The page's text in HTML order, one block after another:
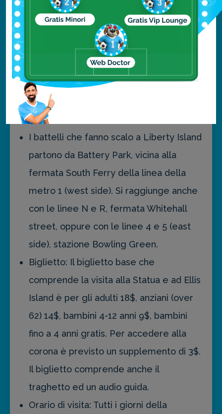
volle darle i lineamenti di sua madre.
Informazioni utili
Indirizzo: Liberty Island,
10004, Stati Uniti.
I battelli che fanno scalo a Liberty Island
partono da Battery Park, vicina alla
fermata South Ferry della linea della
metro 1 (west side). Si raggiunge anche
con le linee N e R, fermata Whitehall
street, oppure con le linee 4 e 5 (east
side), stazione Bowling Green.
Biglietto: Il biglietto base che
comprende la visita alla Statua e ad Ellis
Island è per gli adulti 18$, anziani (over
62) 14$, bambini 4-12 anni 9$, bambini
fino a 4 anni gratis. Per accedere alla
corona è previsto un supplemento di 3$.
Il biglietto comprende anche il
traghetto ed un audio guida.
Orario di visita: Tutti i giorni della